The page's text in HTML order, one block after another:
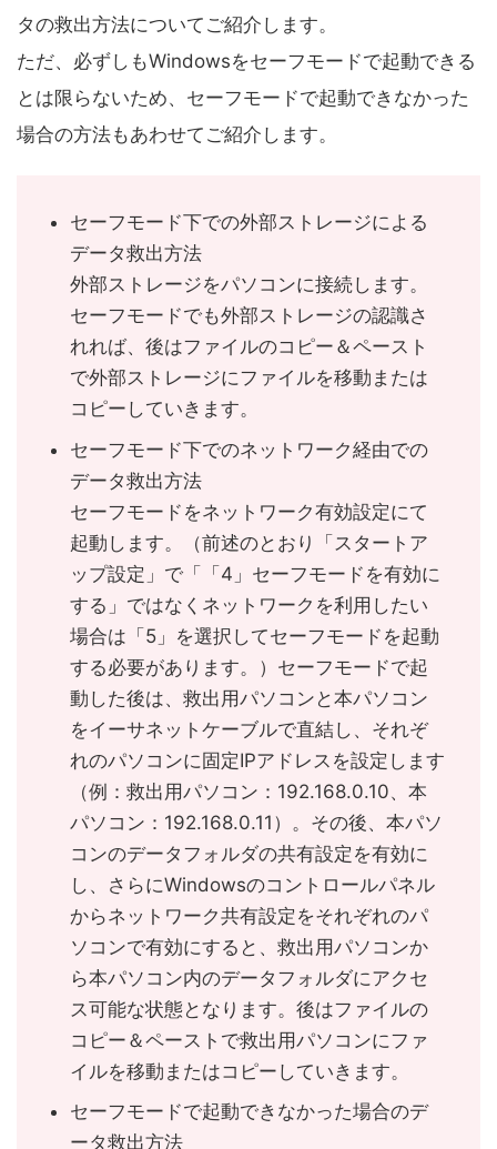
タの救出方法についてご紹介します。
ただ、必ずしもWindowsをセーフモードで起動できる
とは限らないため、セーフモードで起動できなかった
場合の方法もあわせてご紹介します。
セーフモード下での外部ストレージによる
データ救出方法
外部ストレージをパソコンに接続します。
セーフモードでも外部ストレージの認識さ
れれば、後はファイルのコピー＆ペースト
で外部ストレージにファイルを移動または
コピーしていきます。
セーフモード下でのネットワーク経由での
データ救出方法
セーフモードをネットワーク有効設定にて
起動します。（前述のとおり「スタートア
ップ設定」で「「4」セーフモードを有効に
する」ではなくネットワークを利用したい
場合は「5」を選択してセーフモードを起動
する必要があります。）セーフモードで起
動した後は、救出用パソコンと本パソコン
をイーサネットケーブルで直結し、それぞ
れのパソコンに固定IPアドレスを設定します
（例：救出用パソコン：192.168.0.10、本
パソコン：192.168.0.11）。その後、本パソ
コンのデータフォルダの共有設定を有効に
し、さらにWindowsのコントロールパネル
からネットワーク共有設定をそれぞれのパ
ソコンで有効にすると、救出用パソコンか
ら本パソコン内のデータフォルダにアクセ
ス可能な状態となります。後はファイルの
コピー＆ペーストで救出用パソコンにファ
イルを移動またはコピーしていきます。
セーフモードで起動できなかった場合のデ
ータ救出方法